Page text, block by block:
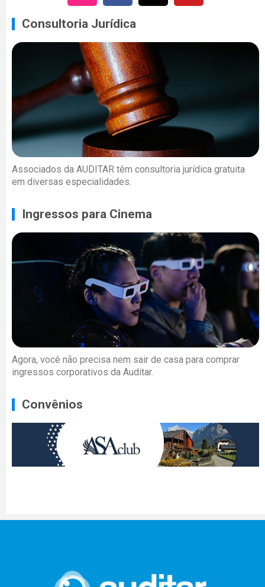
Consultoria Jurídica
Associados da AUDITAR têm consultoria jurídica gratuita
em diversas especialidades.
Ingressos para Cinema
Agora, você não precisa nem sair de casa para comprar
ingressos corporativos da Auditar.
Convênios